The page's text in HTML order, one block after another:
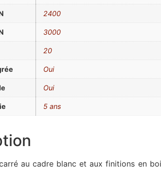
2400
3000
20
Oui
Oui
5 ans
au cadre blanc et aux finitions en